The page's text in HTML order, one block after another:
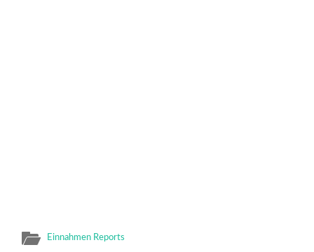
Einnahmen Reports